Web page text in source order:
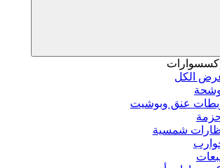
إكسسوارات
الكل
عنق وبوشيت
شمسية